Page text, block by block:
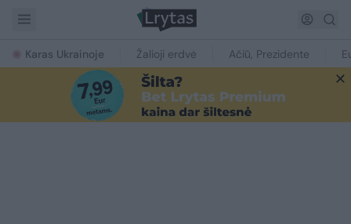
Karas Ukrainoje Žalioji erdvė Ačiū, Prezidente